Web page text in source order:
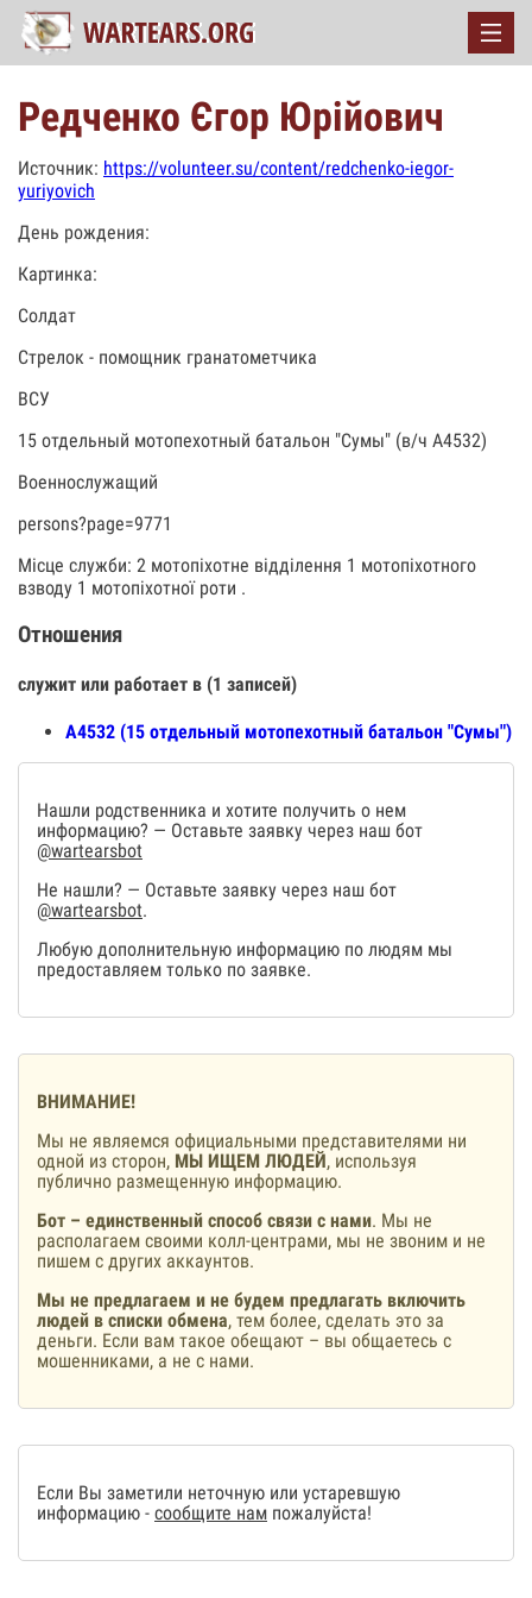
Редченко Єгор Юрійович
Источник: https://volunteer.su/content/redchenko-iegor-
yuriyovich
День рождения:
Картинка:
Солдат
Стрелок - помощник гранатометчика
ВСУ
15 отдельный мотопехотный батальон "Сумы" (в/ч А4532)
Военнослужащий
persons?page=9771
Місце служби: 2 мотопіхотне відділення 1 мотопіхотного
взводу 1 мотопіхотної роти .
Отношения
служит или работает в (1 записей)
А4532 (15 отдельный мотопехотный батальон "Сумы")
Нашли родственника и хотите получить о нем
информацию? — Оставьте заявку через наш бот
@wartearsbot
Не нашли? — Оставьте заявку через наш бот
@wartearsbot.
Любую дополнительную информацию по людям мы
предоставляем только по заявке.
ВНИМАНИЕ!
Мы не являемся официальными представителями ни
одной из сторон, МЫ ИЩЕМ ЛЮДЕЙ, используя
публично размещенную информацию.
Бот – единственный способ связи с нами. Мы не
располагаем своими колл-центрами, мы не звоним и не
пишем с других аккаунтов.
Мы не предлагаем и не будем предлагать включить
людей в списки обмена, тем более, сделать это за
деньги. Если вам такое обещают – вы общаетесь с
мошенниками, а не с нами.
Если Вы заметили неточную или устаревшую
информацию - сообщите нам пожалуйста!